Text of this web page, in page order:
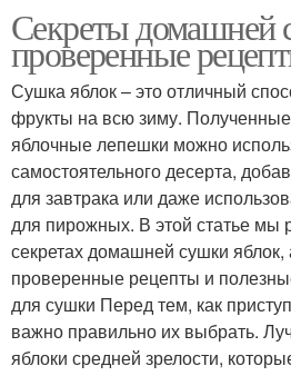
Секреты домашней
проверенные
Сушка яблок – это отличный
фрукты на всю зиму.
яблочные лепешки можно
самостоятельного десерта,
для завтрака или даже
для пирожных. В этой статье мы
секретах домашней сушки
проверенные рецепты и
для сушки Перед тем, как
важно правильно их выбрать.
яблоки средней зрелости,